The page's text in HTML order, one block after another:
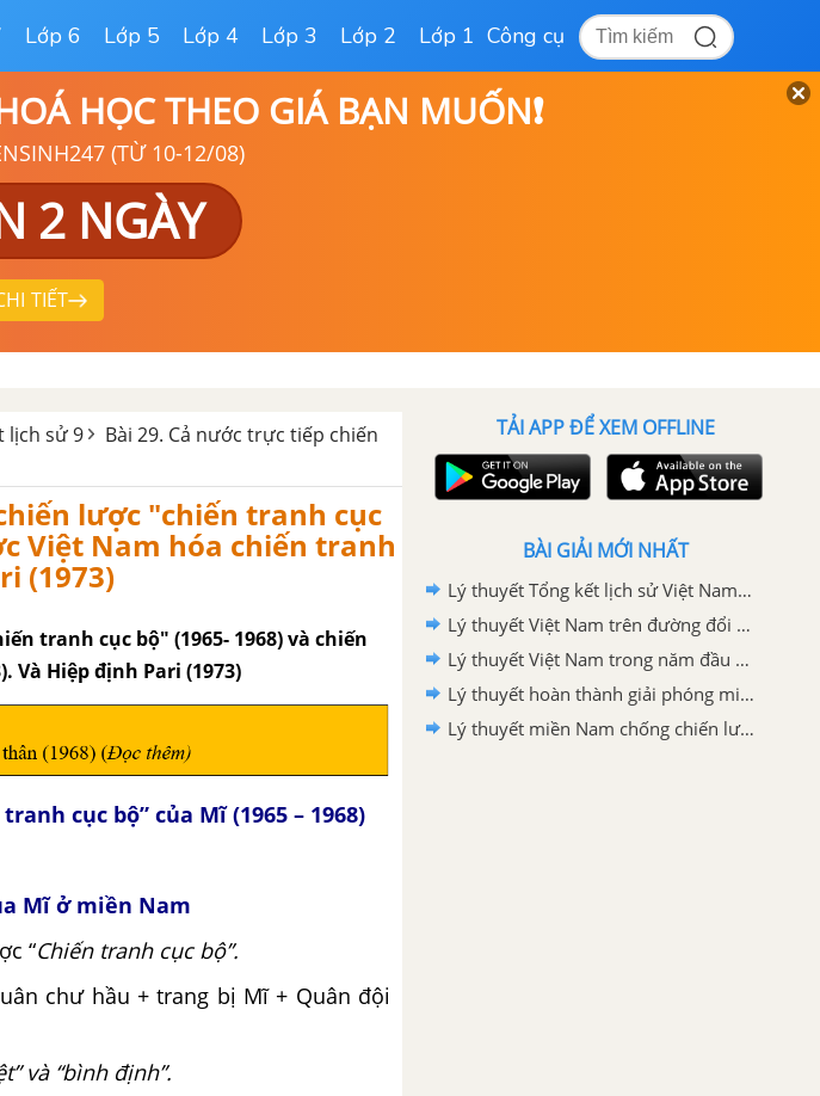
Lớp 6 Lớp 5 Lớp 4 Lớp 3 Lớp 2 Lớp 1 Công cụ
HỌC THEO GIÁ BẠN MUỐN❗
(TỪ 10-12/08)
2 NGÀY
TIẾT
lịch sử 9
Bài 29. Cả nước trực tiếp chiến
lược "chiến tranh cục
Việt Nam hóa chiến tranh
(1973)
tranh cục bộ" (1965- 1968) và chiến
Và Hiệp định Pari (1973)
cục bộ” của Mĩ (1965 – 1968)
Mĩ ở miền Nam
“Chiến tranh cục bộ”.
chư hầu + trang bị Mĩ + Quân đội
và “bình định”.
TẢI APP ĐỂ XEM OFFLINE
BÀI GIẢI MỚI NHẤT
Lý thuyết Tổng kết lịch sử Việt Nam từ sau chiến tranh thế giới thứ nhất đến năm 2000
Lý thuyết Việt Nam trên đường đổi mới đi lên chủ nghĩa xã hội (từ năm 1986 đến năm 2000)
Lý thuyết Việt Nam trong năm đầu sau đại thắng xuân 1975
Lý thuyết hoàn thành giải phóng miền Nam, thống nhất đất nước
Lý thuyết miền Nam chống chiến lược "chiến tranh cục bộ" (1965- 1968) và chiến lược Việt Nam hóa chiến tranh (1969-1973). Và Hiệp định Pari (1973)